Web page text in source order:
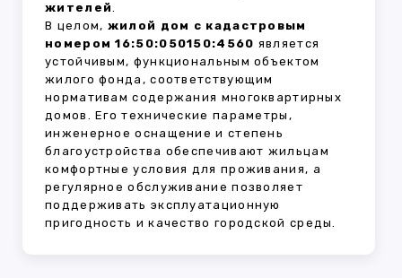
жителей.
В целом, жилой дом с кадастровым
номером 16:50:050150:4560 является
устойчивым, функциональным объектом
жилого фонда, соответствующим
нормативам содержания многоквартирных
домов. Его технические параметры,
инженерное оснащение и степень
благоустройства обеспечивают жильцам
комфортные условия для проживания, а
регулярное обслуживание позволяет
поддерживать эксплуатационную
пригодность и качество городской среды.